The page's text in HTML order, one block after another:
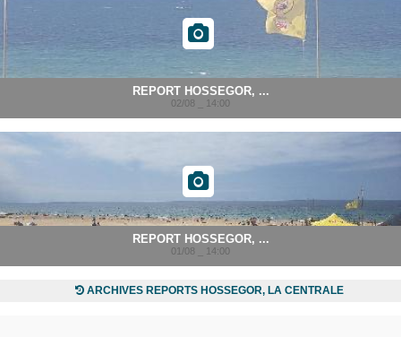
REPORT HOSSEGOR, ...
02/08 _ 14:00
REPORT HOSSEGOR, ...
01/08 _ 14:00
ARCHIVES REPORTS HOSSEGOR, LA CENTRALE